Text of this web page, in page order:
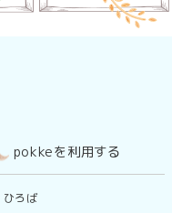
pokkeを利用する
ひろば